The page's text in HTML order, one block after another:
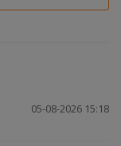
05-08-2026 15:18